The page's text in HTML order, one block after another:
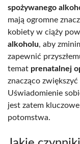
spożywanego
mają ogromne
kobiety w ciąży
alkoholu, aby
zapewnić
temat prenatalnej
znacząco
Uświadomienie
jest zatem
potomstwa.